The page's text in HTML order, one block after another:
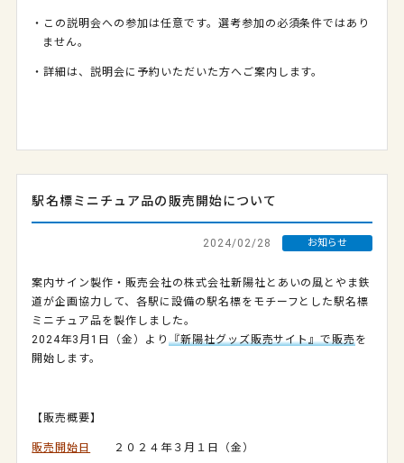
・この説明会への参加は任意です。選考参加の必須条件ではあり
ません。
・詳細は、説明会に予約いただいた方へご案内します。
駅名標ミニチュア品の販売開始について
2024/02/28 お知らせ
案内サイン製作・販売会社の株式会社新陽社とあいの風とやま鉄
道が企画協力して、各駅に設備の駅名標をモチーフとした駅名標
ミニチュア品を製作しました。
2024年3月1日（金）より 『新陽社グッズ販売サイト』で販売を
開始します。
【販売概要】
販売開始日 ２０２４年３月１日（金）